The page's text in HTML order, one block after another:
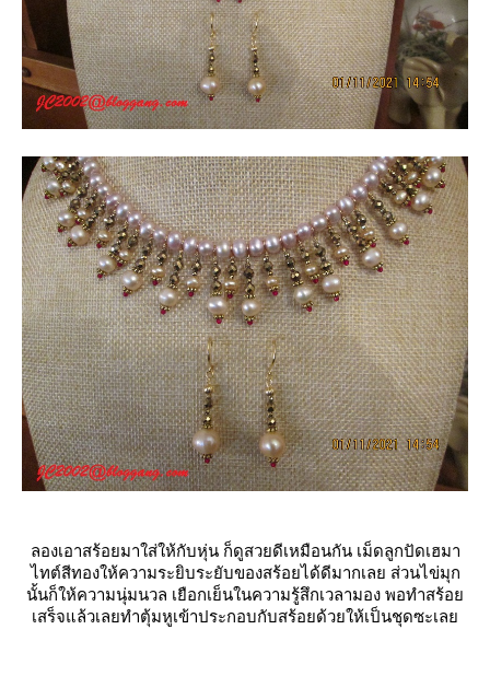
ลองเอาสร้อยมาใส่ให้กับหุ่น ก็ดูสวยดีเหมือนกัน เม็ดลูกปัดเฮมา
ไทต์สีทองให้ความระยิบระยับของสร้อยได้ดีมากเลย ส่วนไข่มุก
นั้นก็ให้ความนุ่มนวล เยือกเย็นในความรู้สึกเวลามอง พอทำสร้อ
เสร็จแล้วเลยทำตุ้มหูเข้าประกอบกับสร้อยด้วยให้เป็นชุดซะเล